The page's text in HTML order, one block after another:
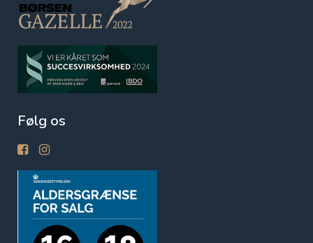
Følg os